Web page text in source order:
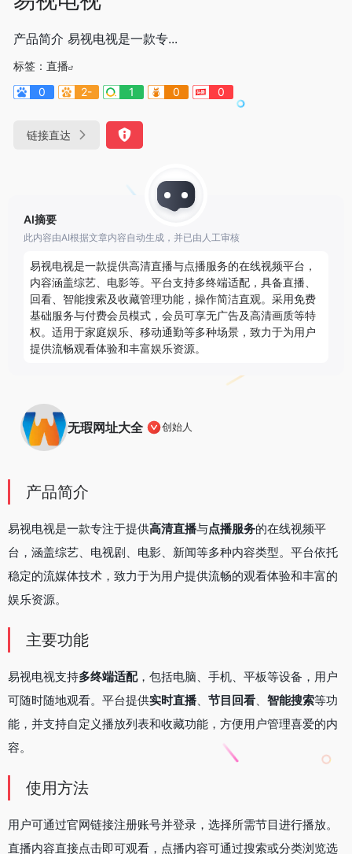
产品简介 易视电视是一款专...
标签： 直播
0
2- 1 0 0
链接直达
AI摘要
此内容由AI根据文章内容自动生成，并已由人工审核
易视电视是一款提供高清直播与点播服务的在线视频平台，
内容涵盖综艺、电影等。平台支持多终端适配，具备直播、
回看、智能搜索及收藏管理功能，操作简洁直观。采用免费
基础服务与付费会员模式，会员可享无广告及高清画质等特
权。适用于家庭娱乐、移动通勤等多种场景，致力于为用户
提供流畅观看体验和丰富娱乐资源。
无瑕网址大全 创始人
产品简介
易视电视是一款专注于提供高清直播与点播服务的在线视频平
台，涵盖综艺、电视剧、电影、新闻等多种内容类型。平台依托
稳定的流媒体技术，致力于为用户提供流畅的观看体验和丰富的
娱乐资源。
主要功能
易视电视支持多终端适配，包括电脑、手机、平板等设备，用户
可随时随地观看。平台提供实时直播 节目回看 智能搜索等功
能，并支持自定义播放列表和收藏功能，方便用户管理喜爱的内
容。
使用方法
用户可通过官网链接注册账号并登录，选择所需节目进行播放。
直播内容直接点击即可观看，点播内容可通过搜索或分类浏览选